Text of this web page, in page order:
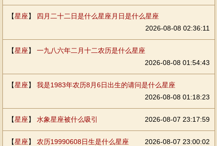
【星座】 四月二十二日是什么星座月日是什么星座
2026-08-08 02:36:11
【星座】 一九八六年二月十二农历是什么星座
2026-08-08 01:54:43
【星座】 我是1983年农历8月6日出生的请问是什么星座
2026-08-08 01:18:23
【星座】 水象星座被什么吸引 2026-08-07 23:17:59
【星座】 农历19990608日生是什么星座 2026-08-07 23:00:02